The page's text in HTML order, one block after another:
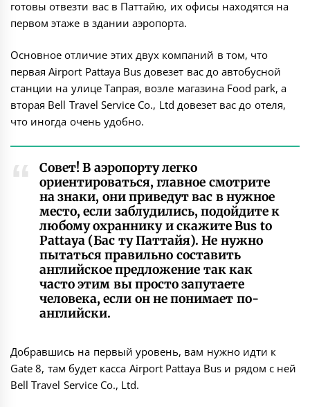
готовы отвезти вас в Паттайю, их офисы находятся на
первом этаже в здании аэропорта.
Основное отличие этих двух компаний в том, что
первая Airport Pattaya Bus довезет вас до автобусной
станции на улице Тапрая, возле магазина Food park, а
вторая Bell Travel Service Co., Ltd довезет вас до отеля,
что иногда очень удобно.
Совет! В аэропорту легко
ориентироваться, главное смотрите
на знаки, они приведут вас в нужное
место, если заблудились, подойдите к
любому охраннику и скажите Bus to
Pattaya (Бас ту Паттайя). Не нужно
пытаться правильно составить
английское предложение так как
часто этим вы просто запутаете
человека, если он не понимает по-
английски.
Добравшись на первый уровень, вам нужно идти к
Gate 8, там будет касса Airport Pattaya Bus и рядом с ней
Bell Travel Service Co., Ltd.